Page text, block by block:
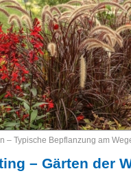
– Typische Bepflanzung am
– Gärten der